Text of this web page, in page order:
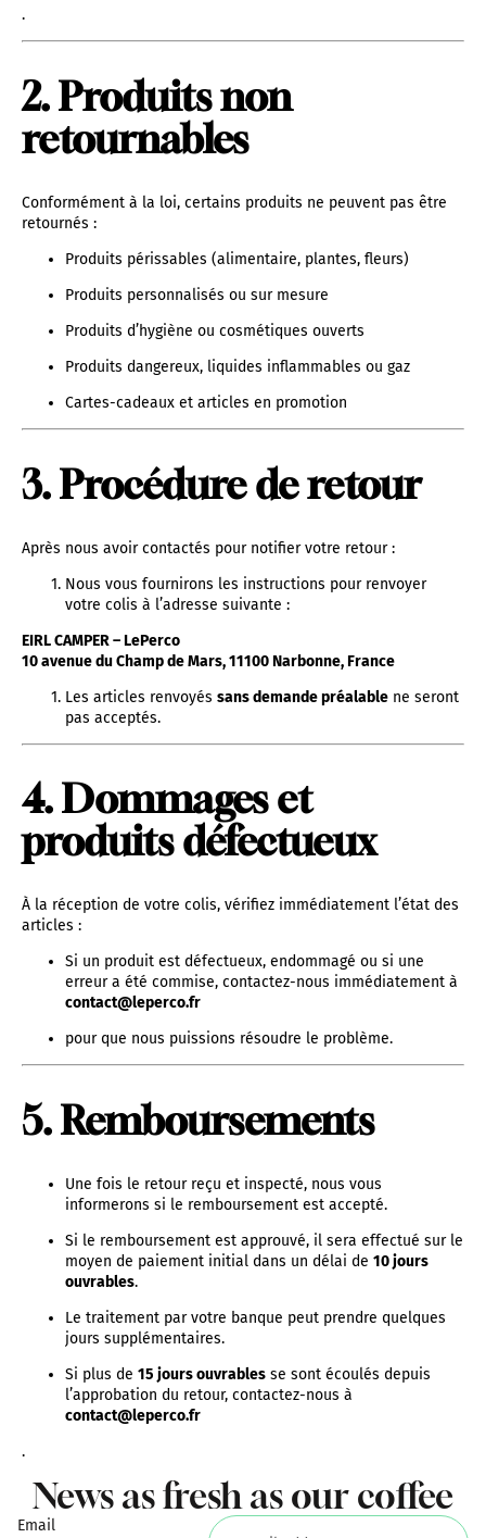
.
2. Produits non
retournables
Conformément à la loi, certains produits ne peuvent pas être
retournés :
Produits périssables (alimentaire, plantes, fleurs)
Produits personnalisés ou sur mesure
Produits d’hygiène ou cosmétiques ouverts
Produits dangereux, liquides inflammables ou gaz
Cartes-cadeaux et articles en promotion
3. Procédure de retour
Après nous avoir contactés pour notifier votre retour :
Nous vous fournirons les instructions pour renvoyer
votre colis à l’adresse suivante :
EIRL CAMPER – LePerco
10 avenue du Champ de Mars, 11100 Narbonne, France
Les articles renvoyés sans demande préalable ne seront
pas acceptés.
4. Dommages et
produits défectueux
À la réception de votre colis, vérifiez immédiatement l’état des
articles :
Si un produit est défectueux, endommagé ou si une
erreur a été commise, contactez-nous immédiatement à
contact@leperco.fr
pour que nous puissions résoudre le problème.
5. Remboursements
Une fois le retour reçu et inspecté, nous vous
informerons si le remboursement est accepté.
Si le remboursement est approuvé, il sera effectué sur le
moyen de paiement initial dans un délai de 10 jours
ouvrables.
Le traitement par votre banque peut prendre quelques
jours supplémentaires.
Si plus de 15 jours ouvrables se sont écoulés depuis
l’approbation du retour, contactez-nous à
contact@leperco.fr
.
News as fresh as our coffee
Email
Privacy policy
Terms of sale
Terms of service
Contact information